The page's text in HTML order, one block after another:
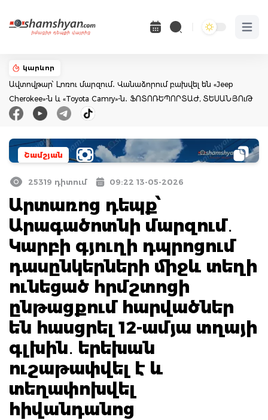
Open
կարևոր
Ավտովթար՝ Լոռու մարզում․ Վանաձորում բախվել են «Jeep
Cherokee»-ն և «Toyota Camry»-ն․ ՖՈՏՈՌԵՊՈՐՏԱԺ, ՏԵՍԱՆՅՈւԹ
Շամշյան
25319 դիտում 09:22 13-05-2026
Արտառոց դեպք՝
Արագածոտնի մարզում․
Կարբի գյուղի դպրոցում
դասընկերների միջև տեղի
ունեցած հրմշտոցի
ընթացքում հարվածներ
են հասցրել 12-ամյա տղայի
գլխին․ երեխան
ուշաթափվել է և
տեղափոխվել
հիվանդանոց